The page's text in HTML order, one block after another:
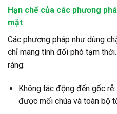
Hạn chế của các phương
mặt
Các phương pháp như dùng
chỉ mang tính đối phó tạm
ràng:
Không tác động đến gốc
được mối chúa và toàn bộ